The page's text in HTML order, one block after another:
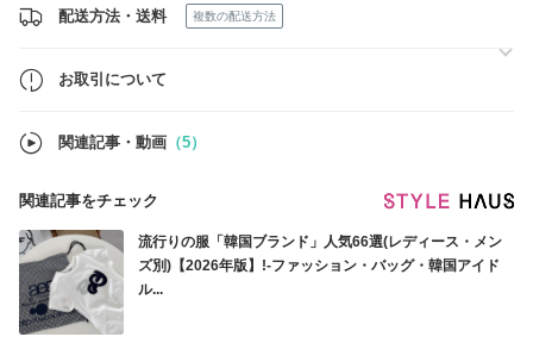
配送方法・送料 複数の配送方法
お取引について
関連記事・動画 （5）
関連記事をチェック
流行りの服「韓国ブランド」人気66選(レディース・メン
ズ別)【2026年版】!-ファッション・バッグ・韓国アイド
ル...